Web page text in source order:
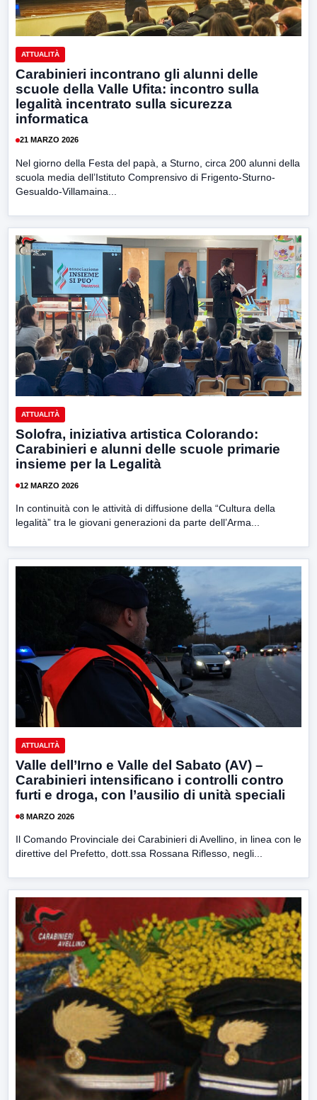
ATTUALITÀ
Carabinieri incontrano gli alunni delle
scuole della Valle Ufita: incontro sulla
legalità incentrato sulla sicurezza
informatica
21 MARZO 2026
Nel giorno della Festa del papà, a Sturno, circa 200 alunni della
scuola media dell’Istituto Comprensivo di Frigento-Sturno-
Gesualdo-Villamaina...
ATTUALITÀ
Solofra, iniziativa artistica Colorando:
Carabinieri e alunni delle scuole primarie
insieme per la Legalità
12 MARZO 2026
In continuità con le attività di diffusione della “Cultura della
legalità” tra le giovani generazioni da parte dell’Arma...
ATTUALITÀ
Valle dell’Irno e Valle del Sabato (AV) –
Carabinieri intensificano i controlli contro
furti e droga, con l’ausilio di unità speciali
8 MARZO 2026
Il Comando Provinciale dei Carabinieri di Avellino, in linea con le
direttive del Prefetto, dott.ssa Rossana Riflesso, negli...